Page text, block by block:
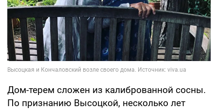
Дом-терем сложен из калиброванной сосны.
По признанию Высоцкой, несколько лет